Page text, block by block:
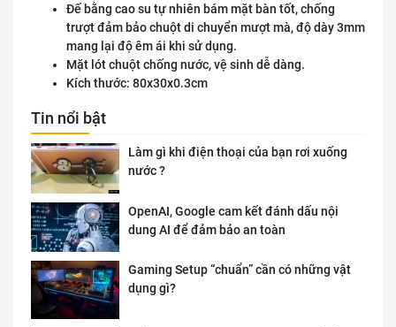
Đế bằng cao su tự nhiên bám mặt bàn tốt, chống
trượt đảm bảo chuột di chuyển mượt mà, độ dày 3mm
mang lại độ êm ái khi sử dụng.
Mặt lót chuột chống nước, vệ sinh dễ dàng.
Kích thước: 80x30x0.3cm
Tin nổi bật
Làm gì khi điện thoại của bạn rơi xuống
nước ?
OpenAI, Google cam kết đánh dấu nội
dung AI để đảm bảo an toàn
Gaming Setup “chuẩn” cần có những vật
dụng gì?